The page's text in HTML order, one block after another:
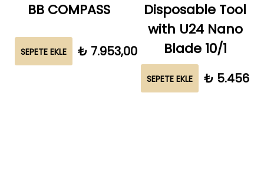
BB COMPASS
SEPETE EKLE ₺ 7.953,00
Disposable Tool
with U24 Nano
Blade 10/1
SEPETE EKLE ₺